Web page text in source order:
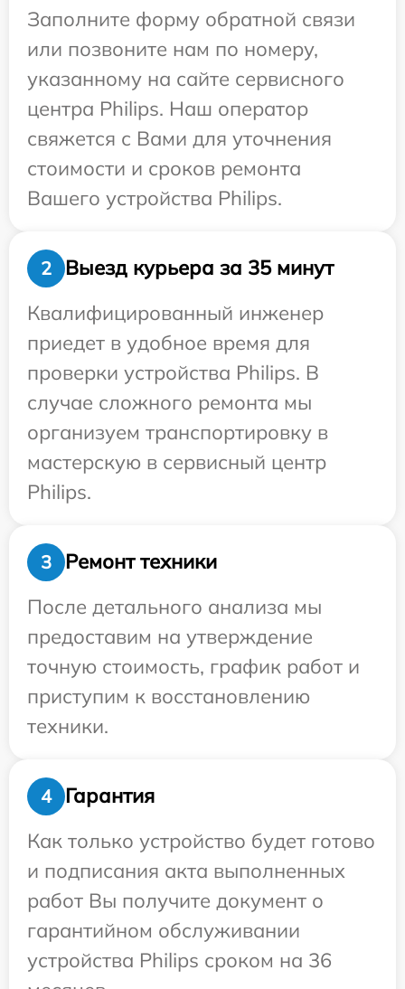
Заполните форму обратной связи
или позвоните нам по номеру,
указанному на сайте сервисного
центра Philips. Наш оператор
свяжется с Вами для уточнения
стоимости и сроков ремонта
Вашего устройства Philips.
2
Выезд курьера за 35 минут
Квалифицированный инженер
приедет в удобное время для
проверки устройства Philips. В
случае сложного ремонта мы
организуем транспортировку в
мастерскую в сервисный центр
Philips.
3
Ремонт техники
После детального анализа мы
предоставим на утверждение
точную стоимость, график работ и
приступим к восстановлению
техники.
4
Гарантия
Как только устройство будет готово
и подписания акта выполненных
работ Вы получите документ о
гарантийном обслуживании
устройства Philips сроком на 36